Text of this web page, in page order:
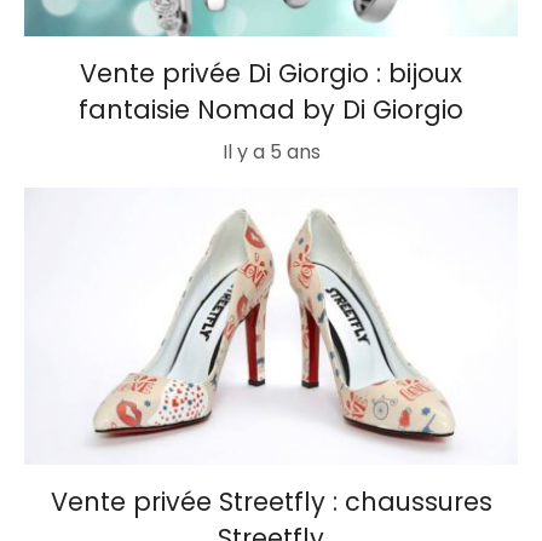
Vente privée Di Giorgio : bijoux
fantaisie Nomad by Di Giorgio
Il y a 5 ans
Vente privée Streetfly : chaussures